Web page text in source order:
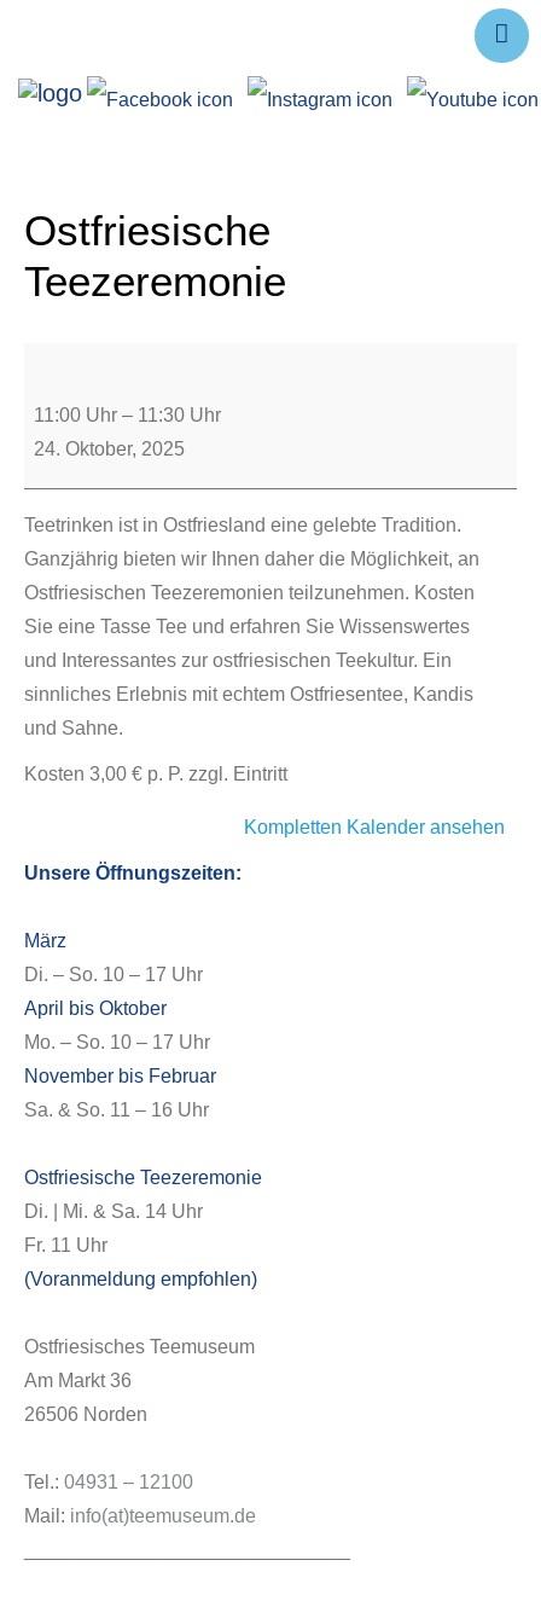
Forschung
Service
Ostfriesische
Teezeremonie
11:00 Uhr – 11:30 Uhr
24. Oktober, 2025
Teetrinken ist in Ostfriesland eine gelebte Tradition.
Ganzjährig bieten wir Ihnen daher die Möglichkeit, an
Ostfriesischen Teezeremonien teilzunehmen. Kosten
Sie eine Tasse Tee und erfahren Sie Wissenswertes
und Interessantes zur ostfriesischen Teekultur. Ein
sinnliches Erlebnis mit echtem Ostfriesentee, Kandis
und Sahne.
Kosten 3,00 € p. P. zzgl. Eintritt
Kompletten Kalender ansehen
Unsere Öffnungszeiten:
März
Di. – So. 10 – 17 Uhr
April bis Oktober
Mo. – So. 10 – 17 Uhr
November bis Februar
Sa. & So. 11 – 16 Uhr
Ostfriesische Teezeremonie
Di. | Mi. & Sa. 14 Uhr
Fr. 11 Uhr
(Voranmeldung empfohlen)
Ostfriesisches Teemuseum
Am Markt 36
26506 Norden
Tel.: 04931 – 12100
Mail: info(at)teemuseum.de